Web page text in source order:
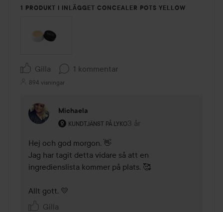
1 PRODUKT I INLÄGGET CONCEALER POTS YELLOW
Gilla 1 kommentar
894 visningar
Michaela
KUNDTJÄNST PÅ LYKO
Användarens roll: Kundtjänst på Lyko.
3 år
Kommentaren lades 3 år
Hej och god morgon. 👋
Jag har tagit detta vidare så att en
ingredienslista kommer på plats. 🥰
Allt gott. 💛
Gilla